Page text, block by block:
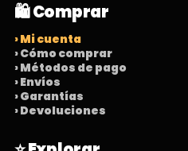
🛍️ Comprar
› Mi cuenta
› Cómo comprar
› Métodos de pago
› Envíos
› Garantías
› Devoluciones